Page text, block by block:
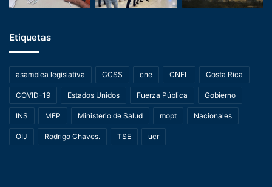
Etiquetas
asamblea legislativa CCSS cne CNFL Costa Rica
COVID-19 Estados Unidos Fuerza Pública Gobierno
INS MEP Ministerio de Salud mopt Nacionales
OIJ Rodrigo Chaves. TSE ucr